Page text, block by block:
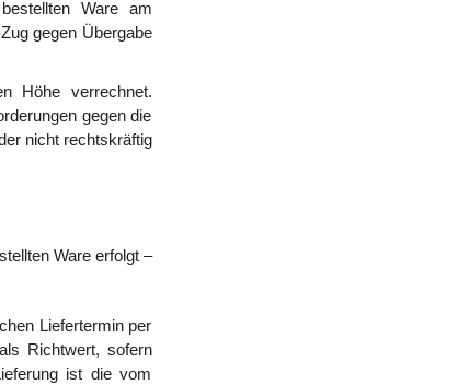
Ware am
gegen Übergabe
Höhe verrechnet.
gegen die
nicht rechtskräftig
Ware erfolgt –
Liefertermin per
Richtwert, sofern
ist die vom